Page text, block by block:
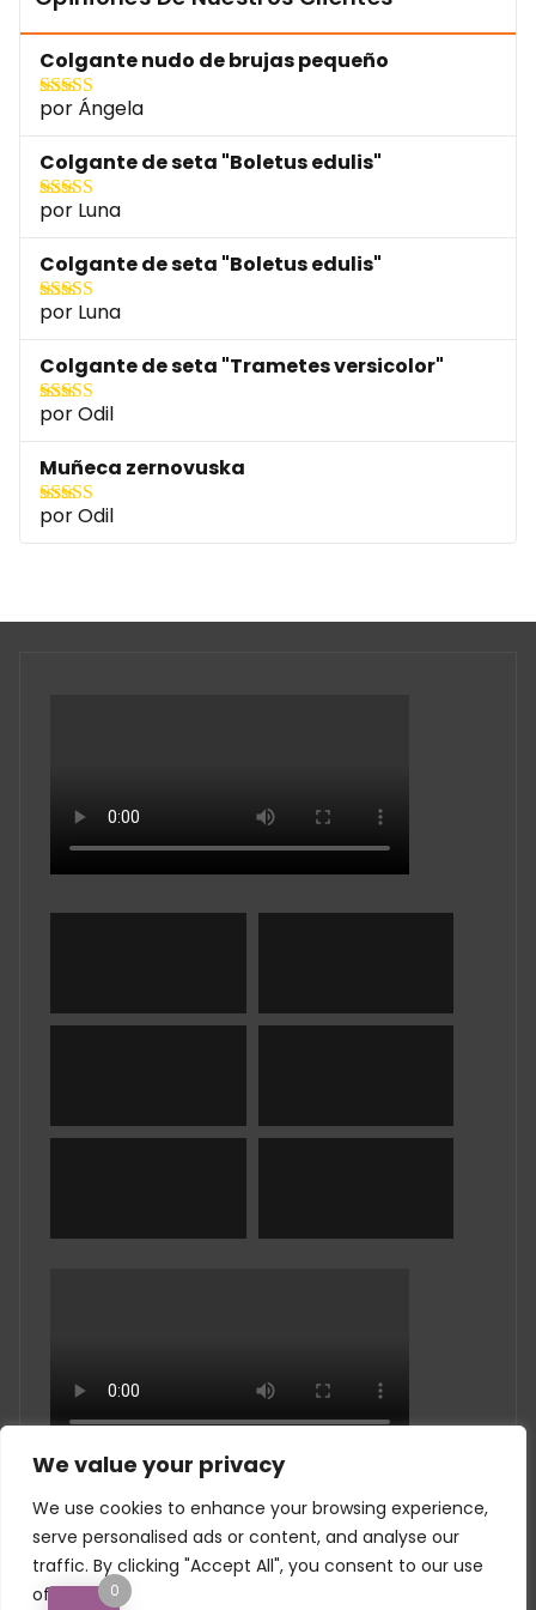
We value your privacy
We use cookies to enhance your browsing experience,
serve personalised ads or content, and analyse our
traffic. By clicking "Accept All", you consent to our use
of cookies.
Colgante nudo de brujas pequeño
Valorado con
por Ángela
Colgante de seta "Boletus edulis"
Valorado con
por Luna
Colgante de seta "Boletus edulis"
Valorado con
por Luna
Colgante de seta "Trametes versicolor"
Valorado con
por Odil
Muñeca zernovuska
Valorado con
por Odil
Copyright © 2010 Creado por EL SECRETO DE LOS
DRUIDAS Todos los derechos reservados.
0